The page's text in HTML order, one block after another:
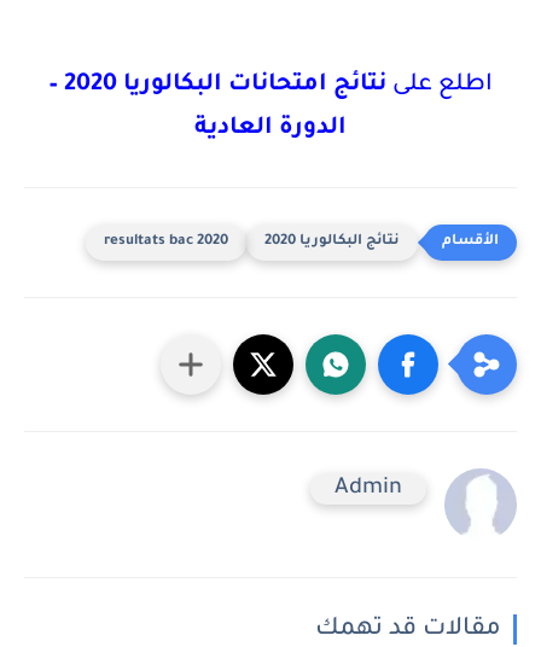
اطلع على
نتائج امتحانات البكالوريا 2020 –
الدورة العادية
نتائج البكالوريا 2020 resultats bac 2020
Admin
مقالات قد تهمك